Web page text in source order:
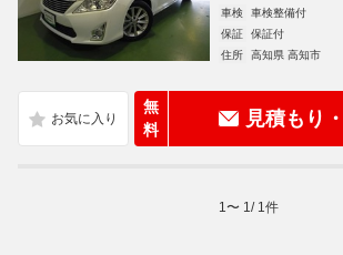
車検
車検整備付
保証
保証付
住所
高知県 高知市
無
料
見積もり
1 〜 1 / 1 件